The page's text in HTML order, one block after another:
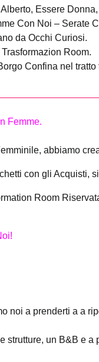
Essere
Con Noi – Serate
da Occhi Curiosi.
Room.
Confina nel
Femme.
abbiamo
con gli Acquisti,
Room
noi a prenderti a a
strutture, un B&B e